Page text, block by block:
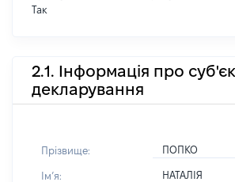
Так
2.1. Інформація про
декларування
Прізвище: ПОПКО
Імʼя: НАТАЛІЯ